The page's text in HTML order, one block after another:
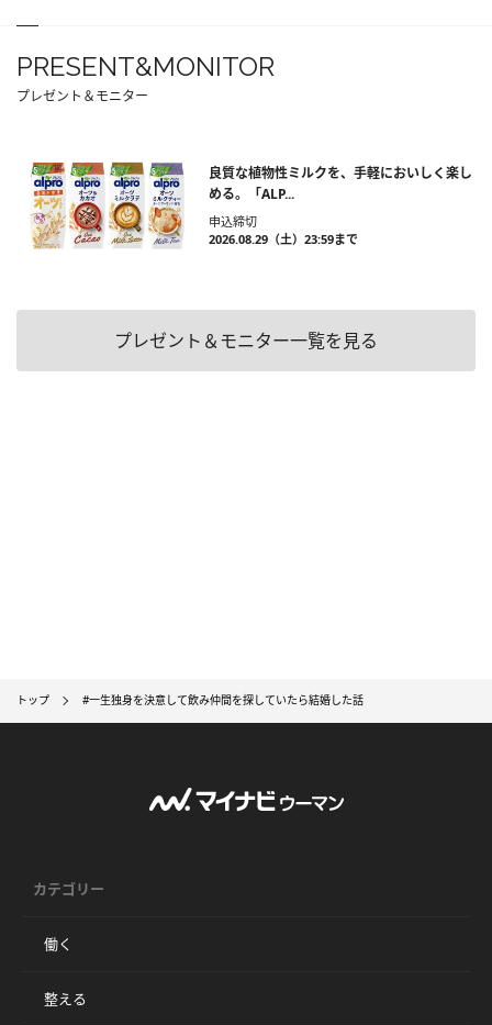
PRESENT&MONITOR
プレゼント＆モニター
良質な植物性ミルクを、手軽においしく楽し
める。「ALP...
申込締切
2026.08.29（土）23:59まで
プレゼント＆モニター一覧を見る
トップ #一生独身を決意して飲み仲間を探していたら結婚した話
カテゴリー
働く
整える